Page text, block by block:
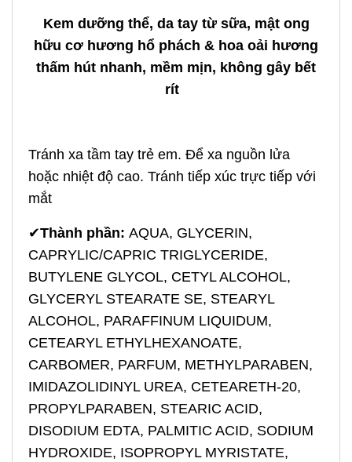
Kem dưỡng thể, da tay từ sữa, mật ong
hữu cơ hương hổ phách & hoa oải hương
thấm hút nhanh, mềm mịn, không gây bết
rít
Tránh xa tầm tay trẻ em. Để xa nguồn lửa
hoặc nhiệt độ cao. Tránh tiếp xúc trực tiếp với
mắt
✔Thành phần: AQUA, GLYCERIN,
CAPRYLIC/CAPRIC TRIGLYCERIDE,
BUTYLENE GLYCOL, CETYL ALCOHOL,
GLYCERYL STEARATE SE, STEARYL
ALCOHOL, PARAFFINUM LIQUIDUM,
CETEARYL ETHYLHEXANOATE,
CARBOMER, PARFUM, METHYLPARABEN,
IMIDAZOLIDINYL UREA, CETEARETH-20,
PROPYLPARABEN, STEARIC ACID,
DISODIUM EDTA, PALMITIC ACID, SODIUM
HYDROXIDE, ISOPROPYL MYRISTATE,